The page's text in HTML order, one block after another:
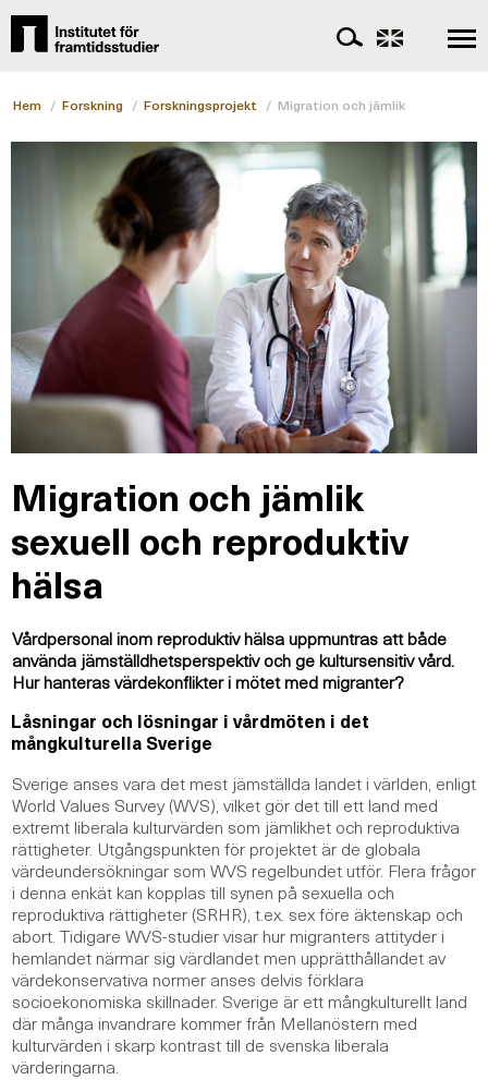
Hem / Forskning / Forskningsprojekt / Migration och jämlik sexuell och
Migration och jämlik
sexuell och reproduktiv
hälsa
Vårdpersonal inom reproduktiv hälsa uppmuntras att både
använda jämställdhetsperspektiv och ge kultursensitiv vård.
Hur hanteras värdekonflikter i mötet med migranter?
Låsningar och lösningar i vårdmöten i det
mångkulturella Sverige
Sverige anses vara det mest jämställda landet i världen, enligt
World Values Survey (WVS), vilket gör det till ett land med
extremt liberala kulturvärden som jämlikhet och reproduktiva
rättigheter. Utgångspunkten för projektet är de globala
värdeundersökningar som WVS regelbundet utför. Flera frågor
i denna enkät kan kopplas till synen på sexuella och
reproduktiva rättigheter (SRHR), t.ex. sex före äktenskap och
abort. Tidigare WVS-studier visar hur migranters attityder i
hemlandet närmar sig värdlandet men upprätthållandet av
värdekonservativa normer anses delvis förklara
socioekonomiska skillnader. Sverige är ett mångkulturellt land
där många invandrare kommer från Mellanöstern med
kulturvärden i skarp kontrast till de svenska liberala
värderingarna.